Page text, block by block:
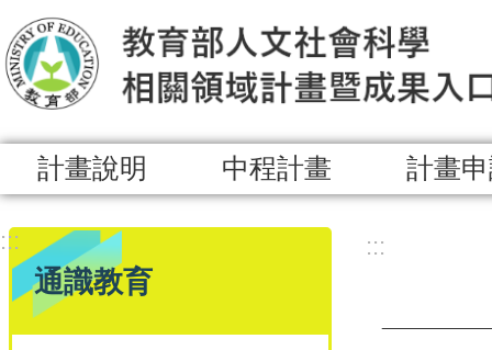
跳到主要內容區塊
計畫說明 中程計畫 計畫
:::
通識教育
:::